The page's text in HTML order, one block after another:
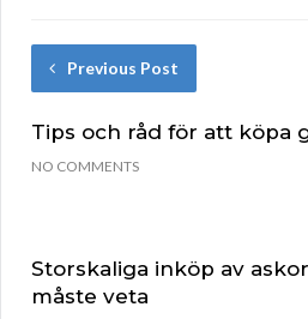
Previous Post
Tips och råd för att köpa
NO COMMENTS
Storskaliga inköp av
måste veta